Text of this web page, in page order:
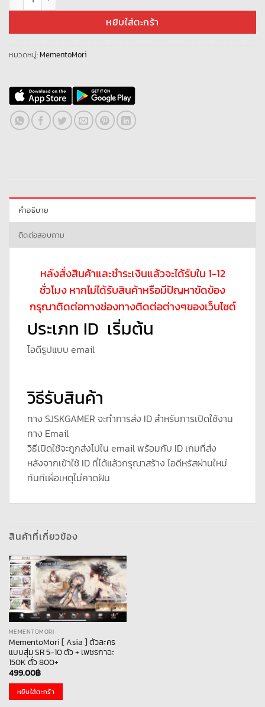
หยิบใส่ตะกร้า
หมวดหมู่: MementoMori
คำอธิบาย
ติดต่อสอบถาม
หลังสั่งสินค้าและชำระเงินแล้วจะได้รับใน 1-12
ชั่วโมง หากไม่ได้รับสินค้าหรือมีปัญหาขัดข้อง
กรุณาติดต่อทางช่องทางติดต่อต่างๆของเว็บไซต์
ประเภท ID เริ่มต้น
ไอดีรูปแบบ email
วิธีรับสินค้า
ทาง SJSKGAMER จะทำการส่ง ID สำหรับการเปิดใช้งาน
ทาง Email
วิธีเปิดใช้จะถูกส่งไปใน email พร้อมกับ ID เกมที่ส่ง
หลังจากเข้าใช้ ID ที่ได้แล้วกรุณาสร้าง ไอดีหรัสผ่านใหม่
ทันทีเผื่อเหตุไม่คาดฝัน
สินค้าที่เกี่ยวข้อง
MEMENTOMORI
MementoMori [ Asia ] ตัวละคร
แบบสุ่ม SR 5-10 ตัว + เพชรกาฉะ
150K ตั๋ว 800+
499.00฿
หยิบใส่ตะกร้า